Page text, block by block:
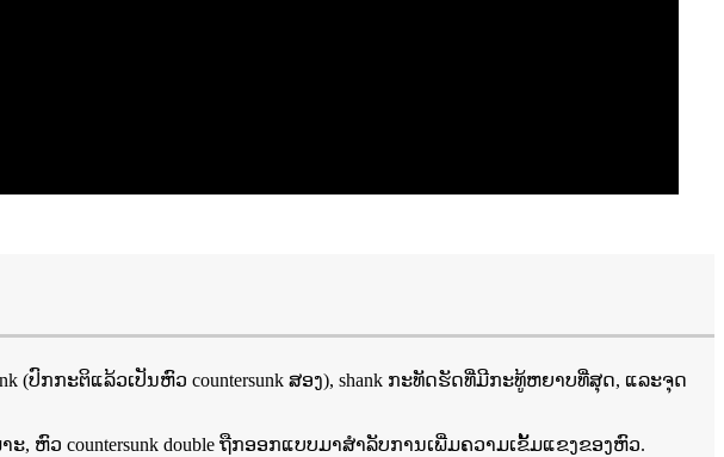
(ປົກກະຕິແລ້ວເປັນຫົວ countersunk ສອງ), shank ກະທັດຮັດທີ່ມີກະທູ້ຫຍາບທີ່ສຸດ, ແລະຈຸດ
າະ, ຫົວ countersunk double ຖືກອອກແບບມາສໍາລັບການເພີ່ມຄວາມເຂັ້ມແຂງຂອງຫົວ.